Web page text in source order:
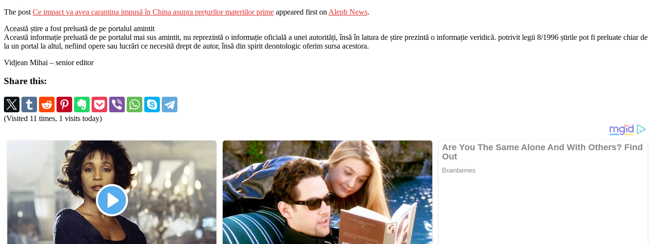
The post Ce impact va avea carantina impusă în China asupra prețurilor materiilor prime appeared first on Aleph News.
Această știre a fost preluată de pe portalul amintit
Această informație preluată de pe portalul mai sus amintit, nu reprezintă o informație oficială a unei autorități, însă în latura de știre prezintă o informație veridică. potrivit legii 8/1996 știrile pot fi preluate chiar de
la un portal la altul, nefiind opere sau lucrări ce necesită drept de autor, însă din spirit deontologic oferim sursa acestora.
Vidjean Mihai – senior editor
Share this:
(Visited 11 times, 1 visits today)